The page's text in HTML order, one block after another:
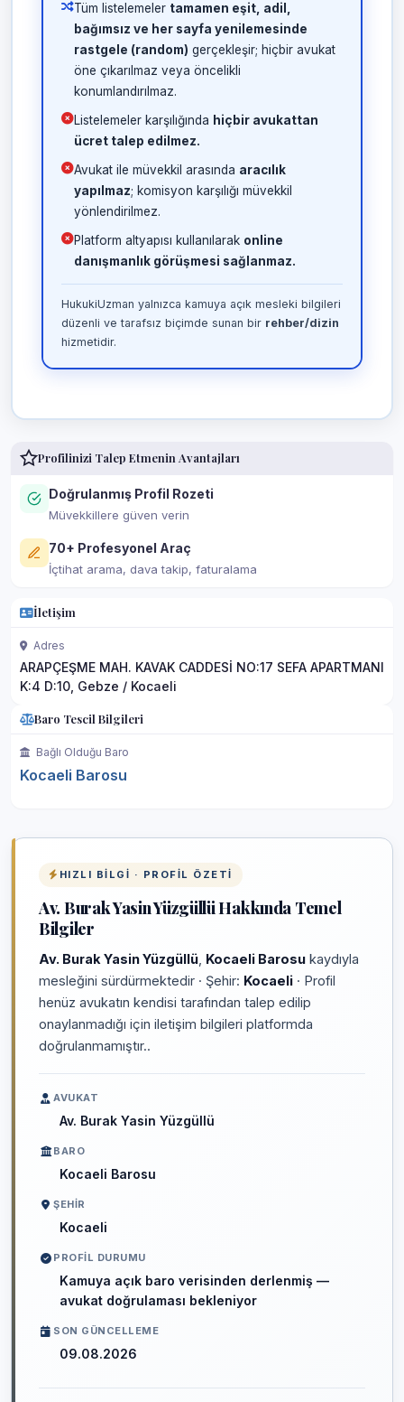
Tüm listelemeler tamamen eşit, adil,
bağımsız ve her sayfa yenilemesinde
rastgele (random) gerçekleşir; hiçbir avukat
öne çıkarılmaz veya öncelikli
konumlandırılmaz.
Listelemeler karşılığında hiçbir avukattan
ücret talep edilmez.
Avukat ile müvekkil arasında aracılık
yapılmaz; komisyon karşılığı müvekkil
yönlendirilmez.
Platform altyapısı kullanılarak online
danışmanlık görüşmesi sağlanmaz.
HukukiUzman yalnızca kamuya açık mesleki bilgileri
düzenli ve tarafsız biçimde sunan bir rehber/dizin
hizmetidir.
Profilinizi Talep Etmenin Avantajları
Doğrulanmış Profil Rozeti
Müvekkillere güven verin
70+ Profesyonel Araç
İçtihat arama, dava takip, faturalama
İletişim
Adres
ARAPÇEŞME MAH. KAVAK CADDESİ NO:17 SEFA APARTMANI
K:4 D:10, Gebze / Kocaeli
Baro Tescil Bilgileri
Bağlı Olduğu Baro
Kocaeli Barosu
HIZLI BILGI · PROFIL ÖZETI
Av. Burak Yasin Yüzgüllü Hakkında Temel
Bilgiler
Av. Burak Yasin Yüzgüllü Kocaeli Barosu kaydıyla
mesleğini sürdürmektedir · Şehir: Kocaeli · Profil
henüz avukatın kendisi tarafından talep edilip
onaylanmadığı için iletişim bilgileri platformda
doğrulanmamıştır..
AVUKAT
Av. Burak Yasin Yüzgüllü
BARO
Kocaeli Barosu
ŞEHIR
Kocaeli
PROFIL DURUMU
Kamuya açık baro verisinden derlenmiş —
avukat doğrulaması bekleniyor
SON GÜNCELLEME
09.08.2026